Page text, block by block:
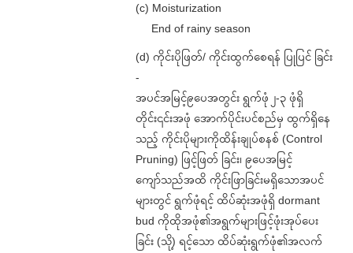
(c) Moisturization
End of rainy season
(d) ကိုင်းပိုဖြတ်/ ကိုင်းထွက်စေရန် ပြုပြင် ခြင်း
-
အပင်အမြင့်၉ပေအတွင်း ရွက်ဖုံ ၂-၃ ဖုံရှိ
တိုင်း၎င်းအဖုံ အောက်ပိုင်းပင်စည်မှ ထွက်ရှိနေ
သည့် ကိုင်းပိုများကိုထိန်းချုပ်စနစ် (Control
Pruning) ဖြင့်ဖြတ် ခြင်း၊ ၉ပေအမြင့်
ကျော်သည်အထိ ကိုင်းဖြာခြင်းမရှိသောအပင်
များတွင် ရွက်ဖုံရင့် ထိပ်ဆုံးအဖုံရှိ dormant
bud ကိုထိုအဖုံ၏အရွက်များဖြင့်ဖုံးအုပ်ပေး
ခြင်း (သို့) ရင့်သော ထိပ်ဆုံးရွက်ဖုံ၏အလက်